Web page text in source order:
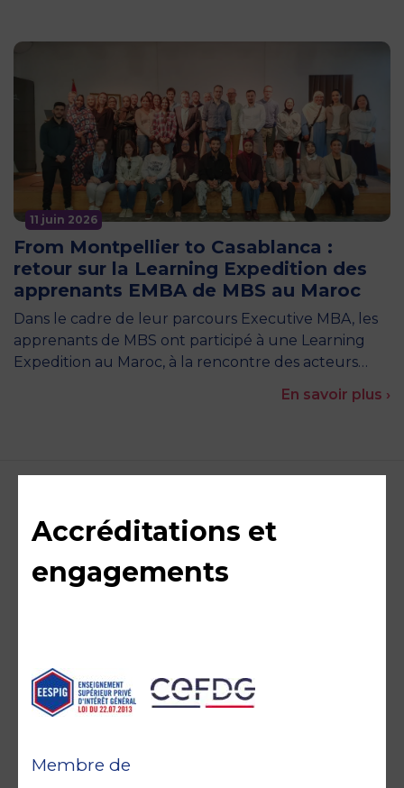
11 juin 2026
From Montpellier to Casablanca :
retour sur la Learning Expedition des
apprenants EMBA de MBS au Maroc
Dans le cadre de leur parcours Executive MBA, les
apprenants de MBS ont participé à une Learning
Expedition au Maroc, à la rencontre des acteurs…
En savoir plus ›
Accréditations et
engagements
Membre de